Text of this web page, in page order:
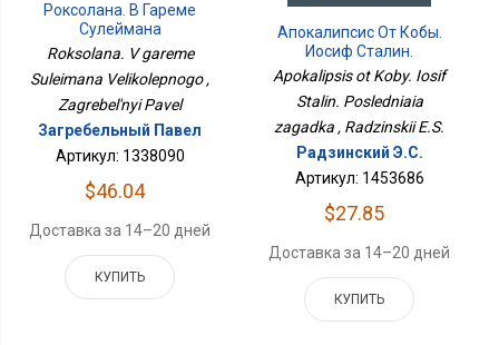
Роксолана. В Гареме
Сулеймана
Великолепного
Roksolana. V gareme
Suleimana Velikolepnogo ,
Zagrebel'nyi Pavel
Загребельный Павел
Артикул: 1338090
$46.04
Доставка за 14–20 дней
КУПИТЬ
Апокалипсис От Кобы.
Иосиф Сталин.
Последняя Загадка
Apokalipsis ot Koby. Iosif
Stalin. Posledniaia
zagadka , Radzinskii E.S.
Радзинский Э.С.
Артикул: 1453686
$27.85
Доставка за 14–20 дней
КУПИТЬ